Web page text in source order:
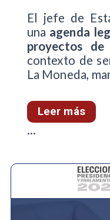
El jefe de
una agenda
proyectos de
contexto de
La Moneda,
Leer más
...